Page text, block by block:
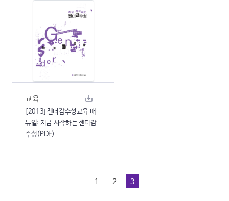
교육
[2013] 젠더감수성교육 매
뉴얼: 지금 시작하는 젠더감
수성(PDF)
1 2 3